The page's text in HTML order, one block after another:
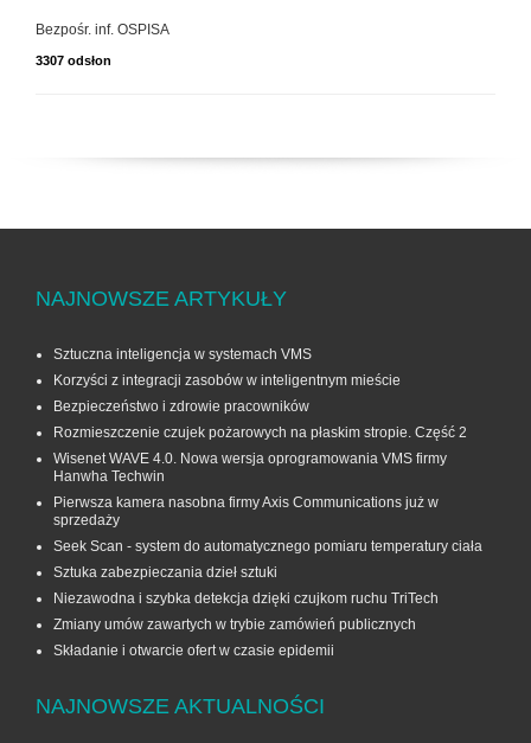
Bezpośr. inf. OSPISA
3307 odsłon
NAJNOWSZE ARTYKUŁY
Sztuczna inteligencja w systemach VMS
Korzyści z integracji zasobów w inteligentnym mieście
Bezpieczeństwo i zdrowie pracowników
Rozmieszczenie czujek pożarowych na płaskim stropie. Część 2
Wisenet WAVE 4.0. Nowa wersja oprogramowania VMS firmy
Hanwha Techwin
Pierwsza kamera nasobna firmy Axis Communications już w
sprzedaży
Seek Scan - system do automatycznego pomiaru temperatury ciała
Sztuka zabezpieczania dzieł sztuki
Niezawodna i szybka detekcja dzięki czujkom ruchu TriTech
Zmiany umów zawartych w trybie zamówień publicznych
Składanie i otwarcie ofert w czasie epidemii
NAJNOWSZE AKTUALNOŚCI